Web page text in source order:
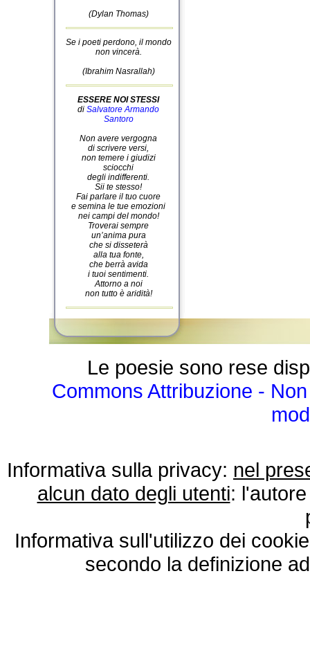
(Dylan Thomas)
Se i poeti perdono, il mondo
non vincerà.
(Ibrahim Nasrallah)
ESSERE NOI STESSI
di Salvatore Armando
Santoro
Non avere vergogna
di scrivere versi,
non temere i giudizi
sciocchi
degli indifferenti.
Sii te stesso!
Fai parlare il tuo cuore
e semina le tue emozioni
nei campi del mondo!
Troverai sempre
un’anima pura
che si disseterà
alla tua fonte,
che berrà avida
i tuoi sentimenti.
Attorno a noi
non tutto è aridità!
Le poesie sono rese
Commons Attribuzione -
Informativa sulla privacy: nel
alcun dato degli utenti:
Informativa sull'utilizzo dei
secondo la definizione